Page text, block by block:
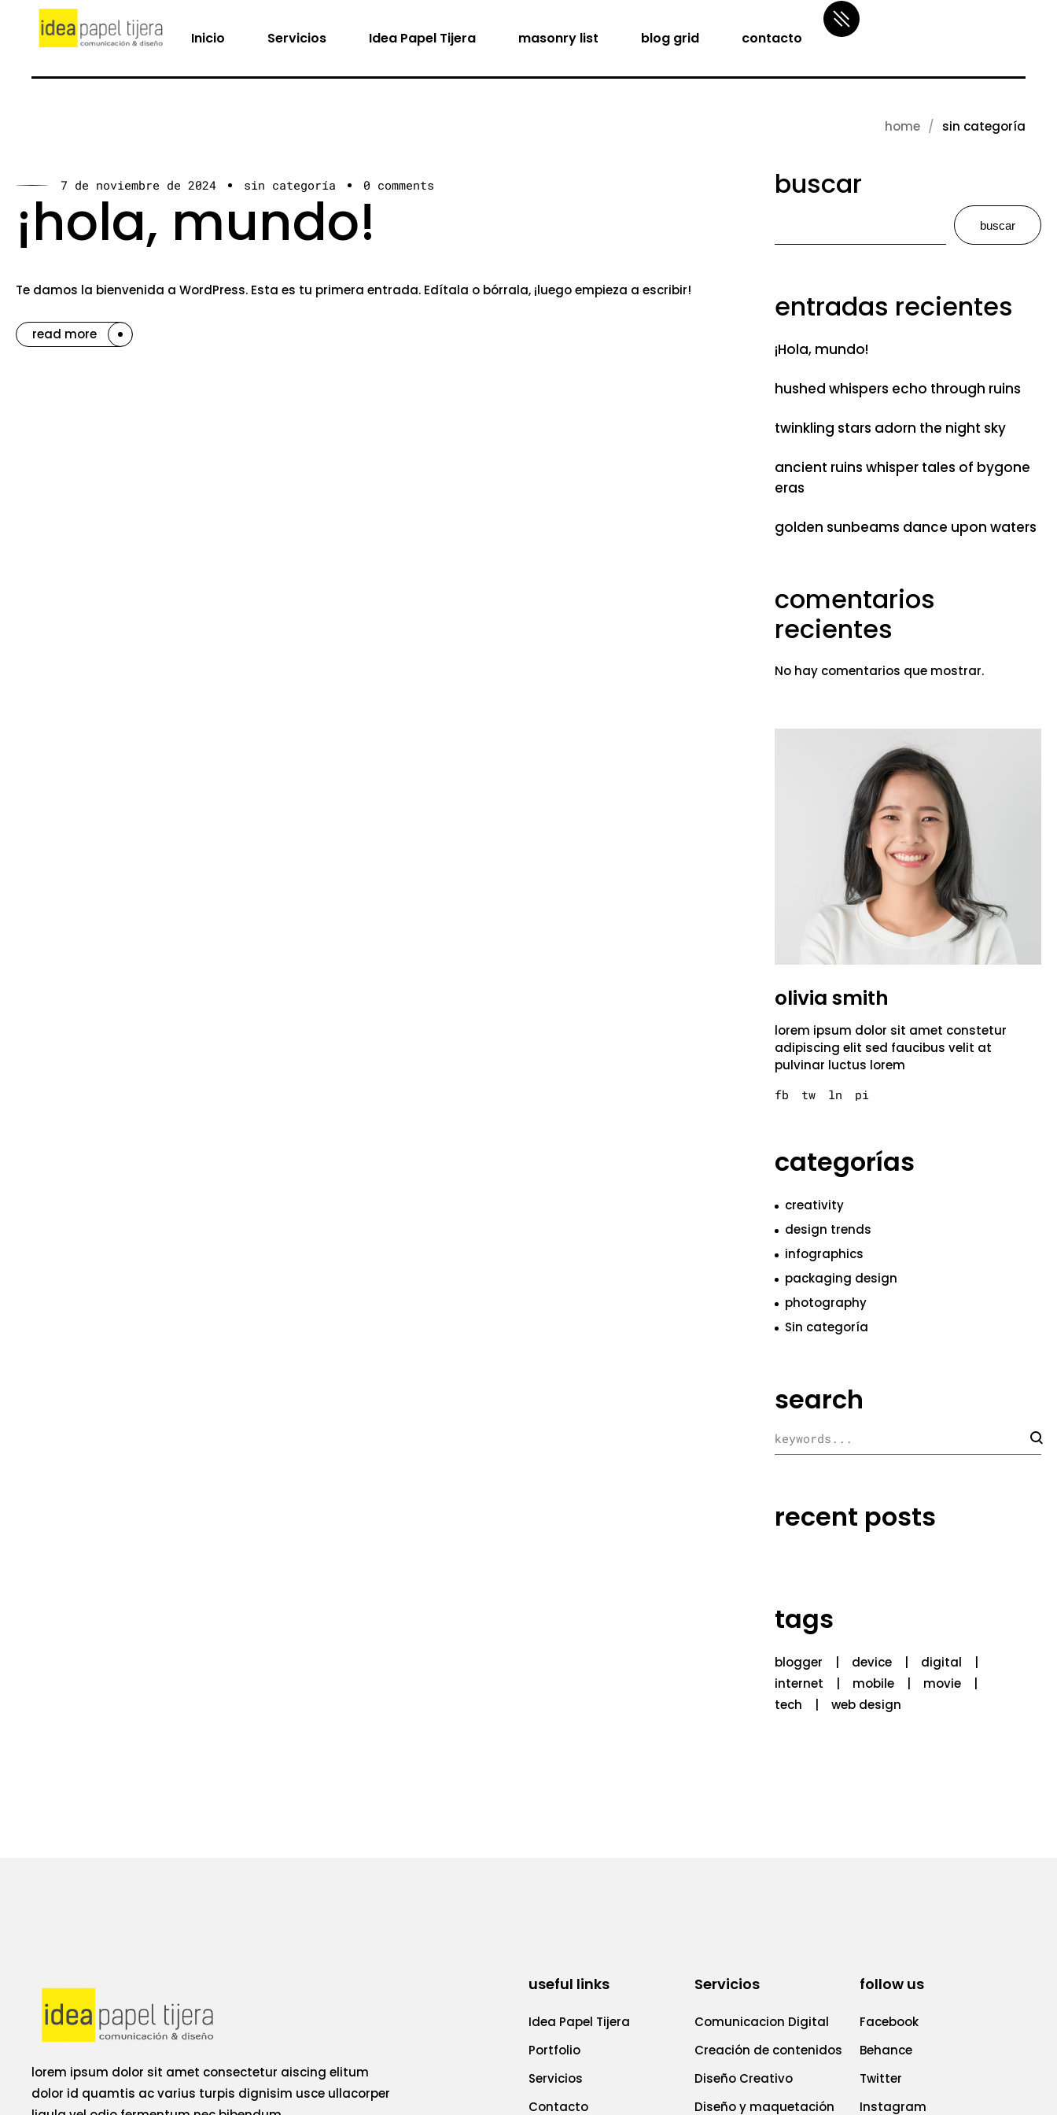
Inicio Servicios Idea Papel Tijera masonry list blog grid contacto
home sin categoría
7 de noviembre de 2024 sin categoría 0 comments
¡hola, mundo!
Te damos la bienvenida a WordPress. Esta es tu primera entrada. Edítala o bórrala, ¡luego empieza a escribir!
read more
buscar
buscar
entradas recientes
¡Hola, mundo!
hushed whispers echo through ruins
twinkling stars adorn the night sky
ancient ruins whisper tales of bygone
eras
golden sunbeams dance upon waters
comentarios
recientes
No hay comentarios que mostrar.
olivia smith
lorem ipsum dolor sit amet constetur
adipiscing elit sed faucibus velit at
pulvinar luctus lorem
fb tw ln pi
categorías
creativity
design trends
infographics
packaging design
photography
Sin categoría
search
recent posts
tags
blogger device
digital
internet
mobile
movie
tech
web design
lorem ipsum dolor sit amet consectetur aiscing elitum
dolor id quamtis ac varius turpis dignisim usce ullacorper
useful links
Idea Papel Tijera
Portfolio
Servicios
Contacto
Servicios
Comunicacion Digital
Creación de contenidos
Diseño Creativo
Diseño y maquetación
follow us
Facebook
Behance
Twitter
Instagram